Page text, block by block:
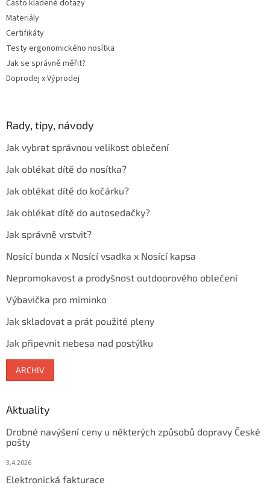
Často kladené dotazy
Materiály
Certifikáty
Testy ergonomického nosítka
Jak se správně měřit?
Doprodej x Výprodej
Rady, tipy, návody
Jak vybrat správnou velikost oblečení
Jak oblékat dítě do nosítka?
Jak oblékat dítě do kočárku?
Jak oblékat dítě do autosedačky?
Jak správně vrstvit?
Nosící bunda x Nosící vsadka x Nosící kapsa
Nepromokavost a prodyšnost outdoorového oblečení
Výbavička pro miminko
Jak skladovat a prát použité pleny
Jak připevnit nebesa nad postýlku
ARCHIV
Aktuality
Drobné navýšení ceny u některých způsobů dopravy České
pošty
3.4.2026
Elektronická fakturace